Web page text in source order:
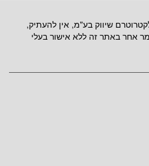
שיווק בע"מ, אין להעתיק,
אחר באתר זה ללא אישור בעלי